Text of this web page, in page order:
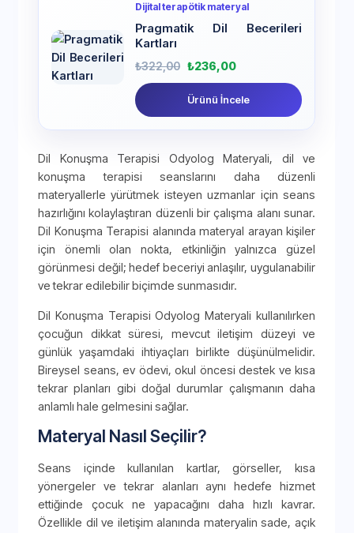
Dijital terapötik materyal
Pragmatik Dil Becerileri
Kartları
₺322,00 ₺236,00
Ürünü İncele
Dil Konuşma Terapisi Odyolog Materyali, dil ve
konuşma terapisi seanslarını daha düzenli
materyallerle yürütmek isteyen uzmanlar için seans
hazırlığını kolaylaştıran düzenli bir çalışma alanı sunar.
Dil Konuşma Terapisi alanında materyal arayan kişiler
için önemli olan nokta, etkinliğin yalnızca güzel
görünmesi değil; hedef beceriyi anlaşılır, uygulanabilir
ve tekrar edilebilir biçimde sunmasıdır.
Dil Konuşma Terapisi Odyolog Materyali kullanılırken
çocuğun dikkat süresi, mevcut iletişim düzeyi ve
günlük yaşamdaki ihtiyaçları birlikte düşünülmelidir.
Bireysel seans, ev ödevi, okul öncesi destek ve kısa
tekrar planları gibi doğal durumlar çalışmanın daha
anlamlı hale gelmesini sağlar.
Materyal Nasıl Seçilir?
Seans içinde kullanılan kartlar, görseller, kısa
yönergeler ve tekrar alanları aynı hedefe hizmet
ettiğinde çocuk ne yapacağını daha hızlı kavrar.
Özellikle dil ve iletişim alanında materyalin sade, açık